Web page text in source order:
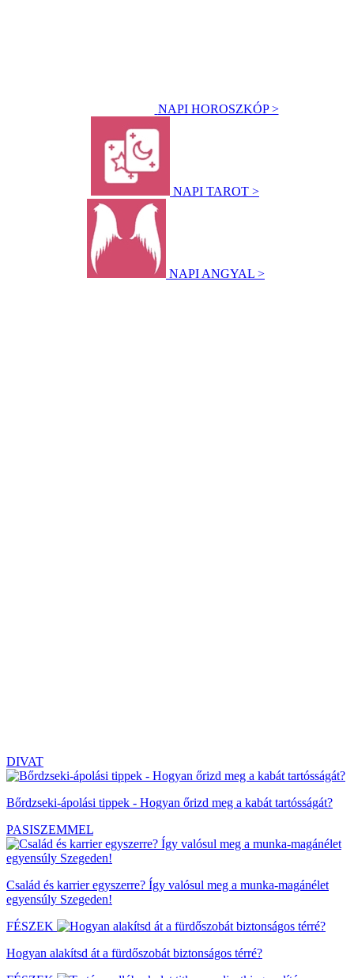
NAPI HOROSZKÓP >
NAPI TAROT >
NAPI ANGYAL >
DIVAT
Bőrdzseki-ápolási tippek - Hogyan őrizd meg a kabát tartósságát?
PASISZEMMEL
Család és karrier egyszerre? Így valósul meg a munka-magánélet
egyensúly Szegeden!
FÉSZEK
Hogyan alakítsd át a fürdőszobát biztonságos térré?